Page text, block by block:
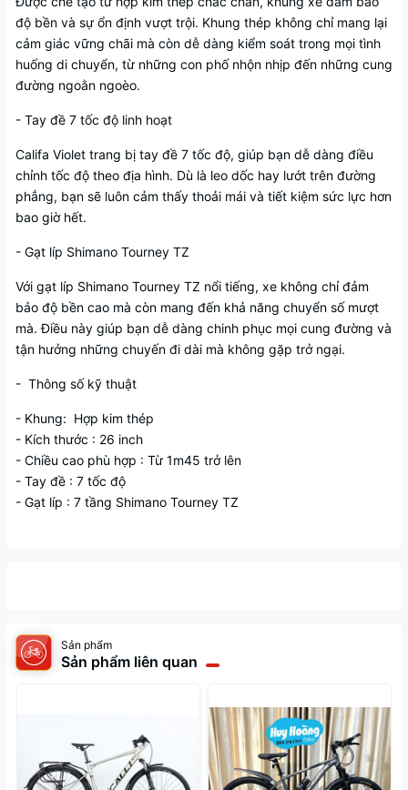
độ bền và sự ổn định vượt trội. Khung thép không chỉ mang lại
cảm giác vững chãi mà còn dễ dàng kiểm soát trong mọi tình
huống di chuyển, từ những con phố nhộn nhịp đến những cung
đường ngoằn ngoèo.
- Tay đề 7 tốc độ linh hoạt
Califa Violet trang bị tay đề 7 tốc độ, giúp bạn dễ dàng điều
chỉnh tốc độ theo địa hình. Dù là leo dốc hay lướt trên đường
phẳng, bạn sẽ luôn cảm thấy thoải mái và tiết kiệm sức lực hơn
bao giờ hết.
- Gạt líp Shimano Tourney TZ
Với gạt líp Shimano Tourney TZ nổi tiếng, xe không chỉ đảm
bảo độ bền cao mà còn mang đến khả năng chuyển số mượt
mà. Điều này giúp bạn dễ dàng chinh phục mọi cung đường và
tận hưởng những chuyến đi dài mà không gặp trở ngại.
- Thông số kỹ thuật
- Khung: Hợp kim thép
- Kích thước : 26 inch
- Chiều cao phù hợp : Từ 1m45 trở lên
- Tay đề : 7 tốc độ
- Gạt líp : 7 tầng Shimano Tourney TZ
Sản phẩm
Sản phẩm liên quan